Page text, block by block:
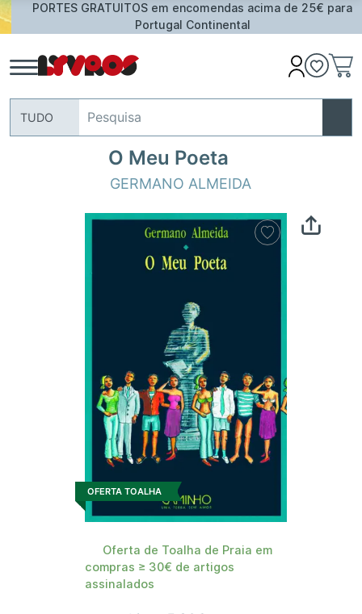
PORTES GRATUITOS em encomendas acima de 25€ para
Portugal Continental
TUDO
O Meu Poeta
GERMANO ALMEIDA
OFERTA TOALHA
Oferta de Toalha de Praia em
compras ≥ 30€ de artigos
assinalados